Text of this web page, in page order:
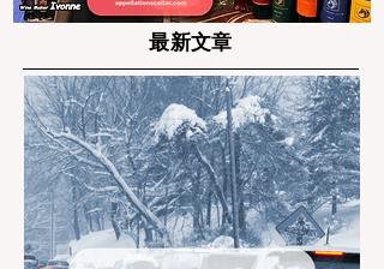
最新文章